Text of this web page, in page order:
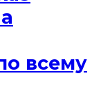
всему